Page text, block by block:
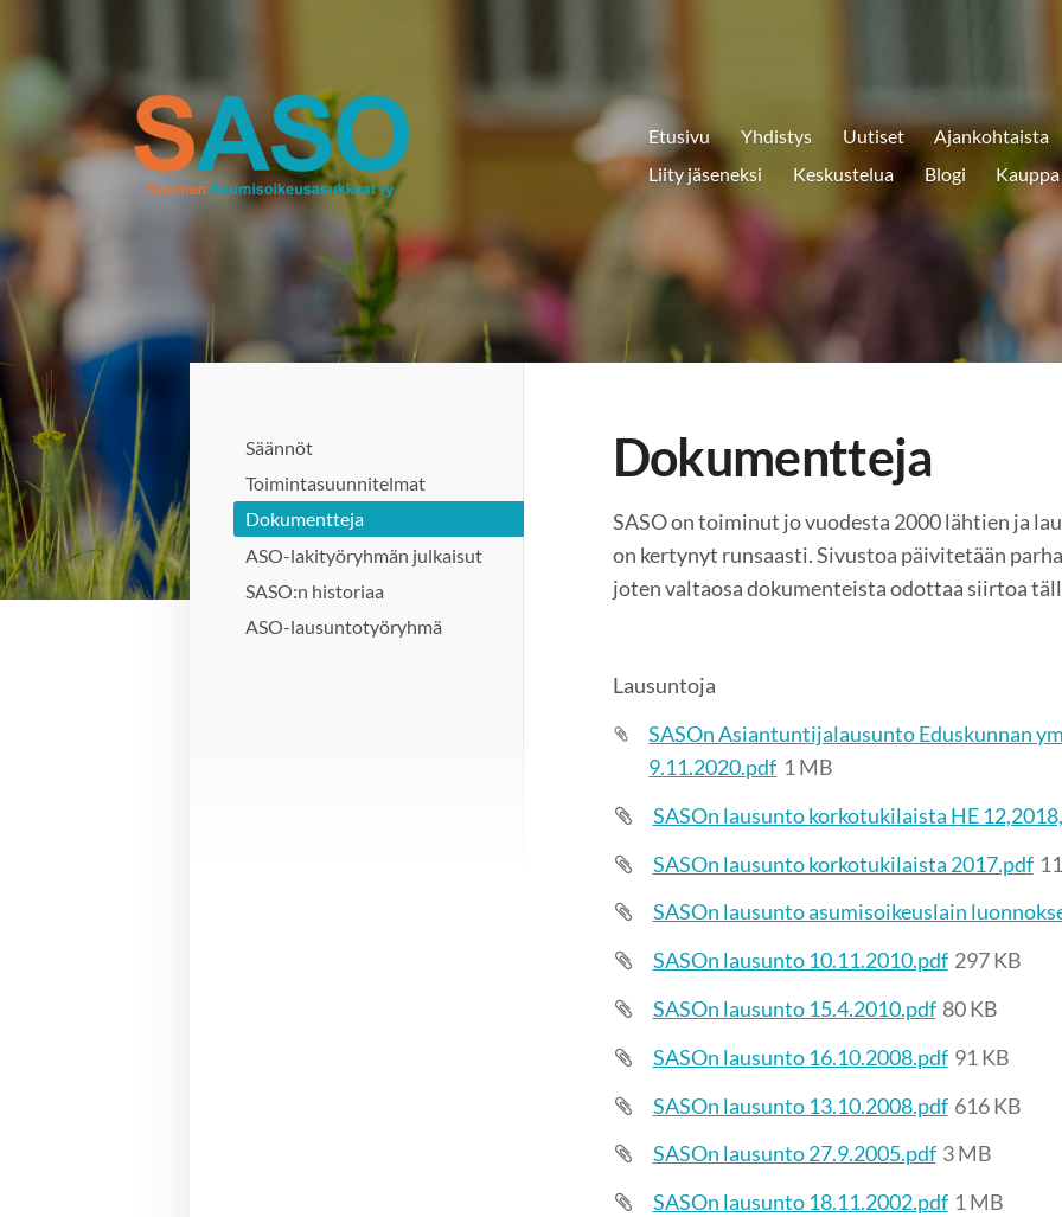
sivun
sisältöön
Suomen Asumisoikeusasukkaat ry
Etusivu Yhdistys Uutiset
Ajankohtaista
Liity jäseneksi
Keskustelua Blogi Kauppa
Säännöt
Toimintasuunnitelmat
Dokumentteja
ASO-lakityöryhmän julkaisut
SASO:n historiaa
ASO-lausuntotyöryhmä
Dokumentteja
SASO on toiminut jo vuodesta 2000 lähtien ja
on kertynyt runsaasti. Sivustoa päivitetään
joten valtaosa dokumenteista odottaa siirtoa
Lausuntoja
SASOn Asiantuntijalausunto Eduskunnan
9.11.2020.pdf 1 MB
SASOn lausunto korkotukilaista HE
SASOn lausunto korkotukilaista 2017.pdf
SASOn lausunto asumisoikeuslain
SASOn lausunto 10.11.2010.pdf 297 KB
SASOn lausunto 15.4.2010.pdf 80 KB
SASOn lausunto 16.10.2008.pdf 91 KB
SASOn lausunto 13.10.2008.pdf 616 KB
SASOn lausunto 27.9.2005.pdf 3 MB
SASOn lausunto 18.11.2002.pdf 1 MB